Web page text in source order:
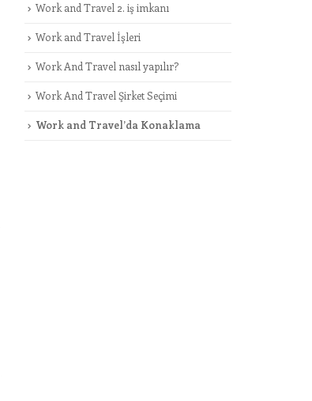
Work and Travel 2. iş imkanı
Work and Travel İşleri
Work And Travel nasıl yapılır?
Work And Travel Şirket Seçimi
Work and Travel’da Konaklama